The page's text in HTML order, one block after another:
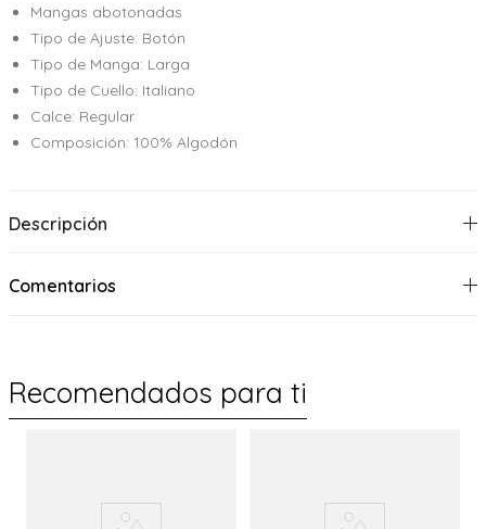
Mangas abotonadas
Tipo de Ajuste: Botón
Tipo de Manga: Larga
Tipo de Cuello: Italiano
Calce: Regular
Composición: 100% Algodón
Descripción
Comentarios
Recomendados para ti